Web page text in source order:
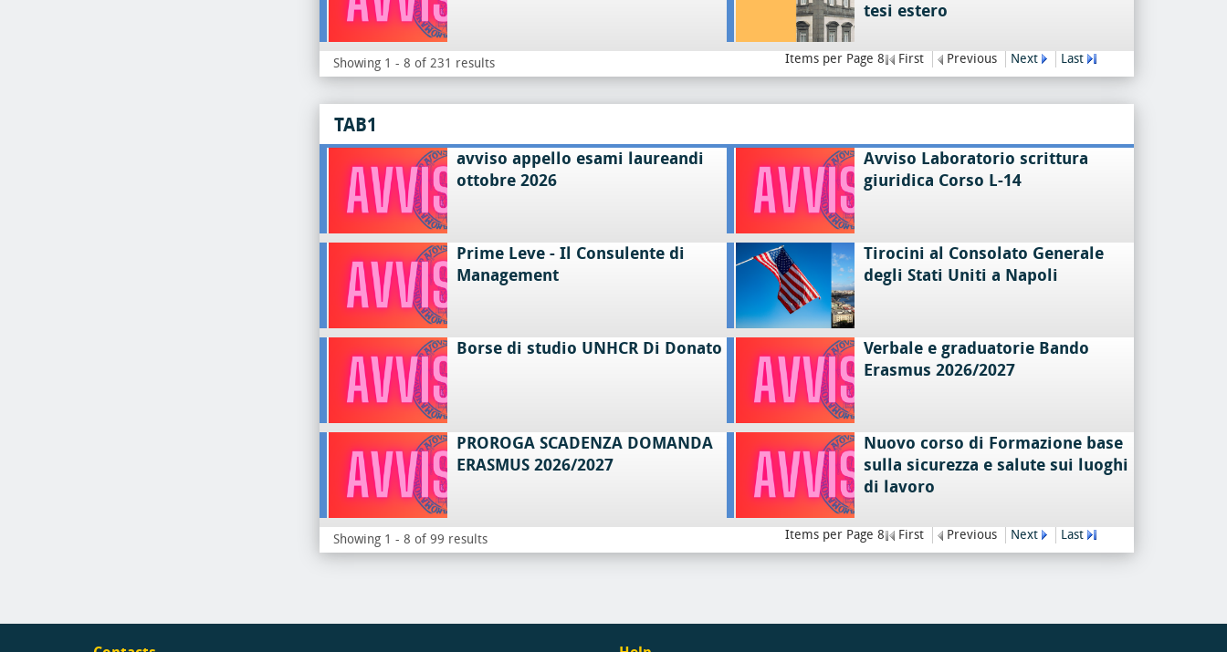
tesi estero
Showing 1 - 8 of 231 results Items per Page 8 First Previous Next Last
TAB1
avviso appello esami laureandi
ottobre 2026
Avviso Laboratorio scrittura
giuridica Corso L-14
Prime Leve - Il Consulente di
Management
Tirocini al Consolato Generale
degli Stati Uniti a Napoli
Borse di studio UNHCR Di Donato
Verbale e graduatorie Bando
Erasmus 2026/2027
PROROGA SCADENZA DOMANDA
ERASMUS 2026/2027
Nuovo corso di Formazione base
sulla sicurezza e salute sui luoghi
di lavoro
Showing 1 - 8 of 99 results Items per Page 8 First Previous Next Last